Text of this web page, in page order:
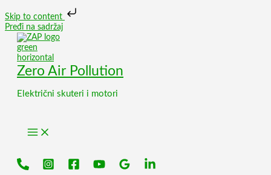
Skip to content
Pređi na sadržaj
Zero Air Pollution
Električni skuteri i motori